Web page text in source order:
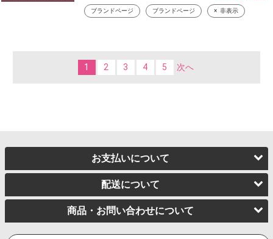
ブランドページ ブランドページ 非表示
1 2 3 4 5 次へ
お支払いについて
配送について
商品・お問い合わせについて